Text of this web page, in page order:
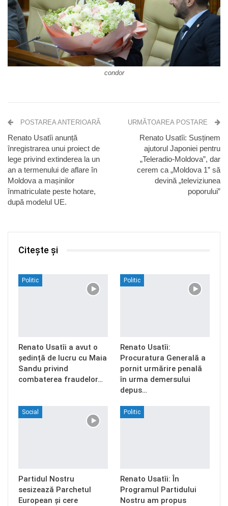
condor
POSTAREA ANTERIOARĂ
Renato Usatîi anunță
înregistrarea unui proiect de
lege privind extinderea la un
an a termenului de aflare în
Moldova a mașinilor
înmatriculate peste hotare,
după modelul UE.
URMĂTOAREA POSTARE
Renato Usatîi: Susținem
ajutorul Japoniei pentru
„Teleradio-Moldova”, dar
cerem ca „Moldova 1” să
devină „televiziunea
poporului”
Citește și
Politic
Renato Usatîi a avut o
ședință de lucru cu Maia
Sandu privind
combaterea fraudelor…
Politic
Renato Usatîi:
Procuratura Generală a
pornit urmărire penală
în urma demersului
depus…
Social
Partidul Nostru
sesizează Parchetul
European și cere
Politic
Renato Usatîi: În
Programul Partidului
Nostru am propus